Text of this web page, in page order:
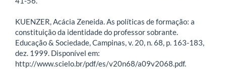
KUENZER, Acácia Zeneida. As políticas de formação: a
constituição da identidade do professor sobrante.
Educação & Sociedade, Campinas, v. 20, n. 68, p. 163-183,
dez. 1999. Disponível em:
http://www.scielo.br/pdf/es/v20n68/a09v2068.pdf.